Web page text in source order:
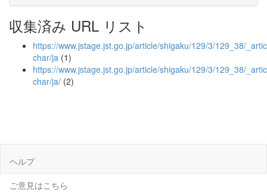
収集済み URL リスト
https://www.jstage.jst.go.jp/article/shigaku/129/3/129_38/
char/ja (1)
https://www.jstage.jst.go.jp/article/shigaku/129/3/129_38/
char/ja/ (2)
ヘルプ
ご意見はこちら